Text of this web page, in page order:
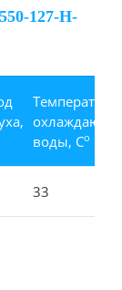
127-Н-
Температура
воды, Со
33